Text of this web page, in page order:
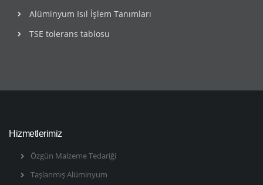
Alüminyum Isıl İşlem Tanımları
TSE tolerans tablosu
Hizmetlerimiz
Özgün Malzeme Tedariği
Taşlanmış Alüminyum